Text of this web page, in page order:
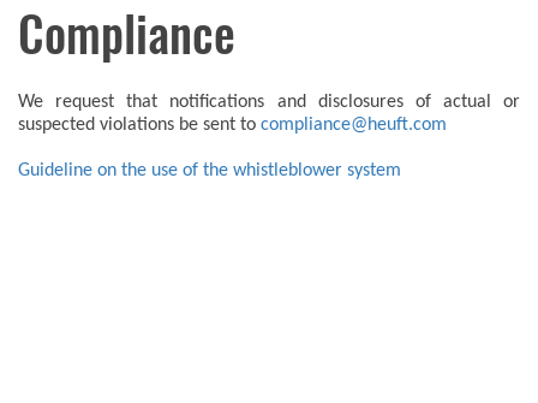
Compliance
We request that notifications and disclosures of actual or
suspected violations be sent to compliance@heuft.com
Guideline on the use of the whistleblower system